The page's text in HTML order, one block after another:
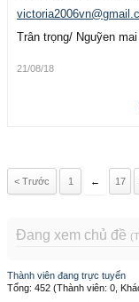
Trân trọng/ Nguỹen
21/08/18
< Trước 1 ← 17
Đang xem chủ đề
Thành viên đang trực tuyến
Tổng: 452 (Thành viên: 0,